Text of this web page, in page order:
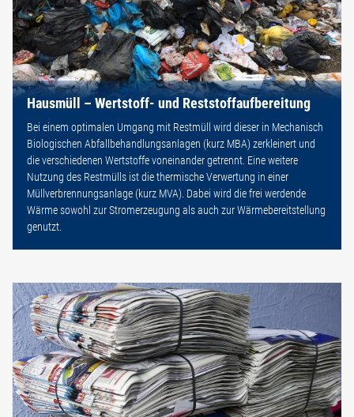
Hausmüll – Wertstoff- und Reststoffaufbereitung
Bei einem optimalen Umgang mit Restmüll wird dieser in Mechanisch
Biologischen Abfallbehandlungsanlagen (kurz MBA) zerkleinert und
die verschiedenen Wertstoffe voneinander getrennt. Eine weitere
Nutzung des Restmülls ist die thermische Verwertung in einer
Müllverbrennungsanlage (kurz MVA). Dabei wird die frei werdende
Wärme sowohl zur Stromerzeugung als auch zur Wärmebereitstellung
genutzt.